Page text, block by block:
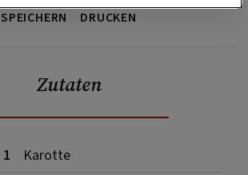
SPEICHERN DRUCKEN
Zutaten
1 Karotte